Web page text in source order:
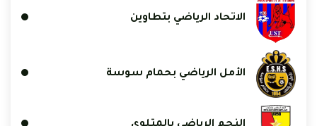
الاتحاد الرياضي بتطاوين
الأمل الرياضي بحمام سوسة